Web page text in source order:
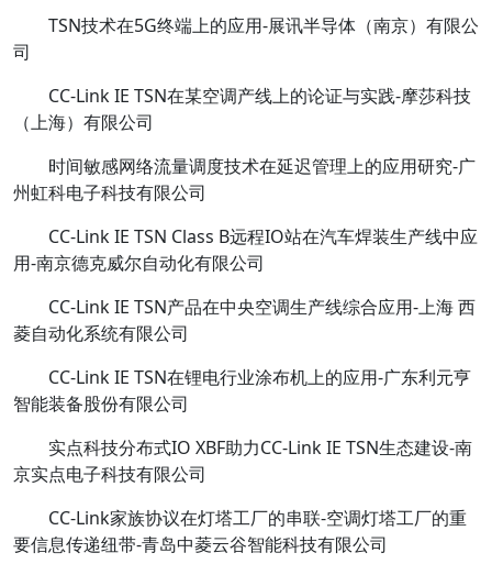
TSN技术在5G终端上的应用-展讯半导体（南京）有限公
司
CC-Link IE TSN在某空调产线上的论证与实践-摩莎科技
（上海）有限公司
时间敏感网络流量调度技术在延迟管理上的应用研究-广
州虹科电子科技有限公司
CC-Link IE TSN Class B远程IO站在汽车焊装生产线中应
用-南京德克威尔自动化有限公司
CC-Link IE TSN产品在中央空调生产线综合应用-上海 西
菱自动化系统有限公司
CC-Link IE TSN在锂电行业涂布机上的应用-广东利元亨
智能装备股份有限公司
实点科技分布式IO XBF助力CC-Link IE TSN生态建设-南
京实点电子科技有限公司
CC-Link家族协议在灯塔工厂的串联-空调灯塔工厂的重
要信息传递纽带-青岛中菱云谷智能科技有限公司